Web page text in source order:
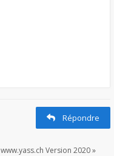
Répondre
Version 2020 »